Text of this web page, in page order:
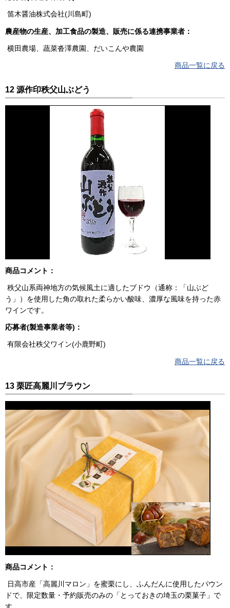
笛木醤油株式会社(川島町)
農産物の生産、加工食品の製造、販売に係る連携事業者：
横田農場、蔬菜沓澤農園、だいこんや農園
商品一覧に戻る
12 源作印秩父山ぶどう
商品コメント：
秩父山系両神地方の気候風土に適したブドウ（通称：「山ぶど
う」）を使用した角の取れた柔らかい酸味、濃厚な風味を持った赤
ワインです。
応募者(製造事業者等)：
有限会社秩父ワイン(小鹿野町)
商品一覧に戻る
13 栗匠高麗川ブラウン
商品コメント：
日高市産「高麗川マロン」を蜜栗にし、ふんだんに使用したパウン
ドで、限定数量・予約販売のみの「とっておきの埼玉の栗菓子」で